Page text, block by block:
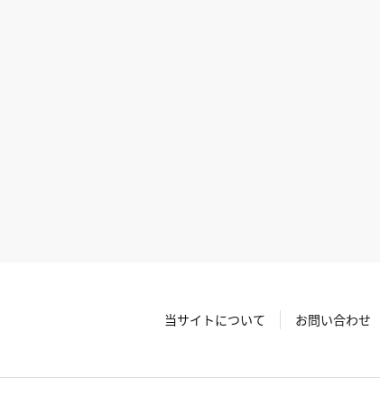
当サイトについて お問い合わせ